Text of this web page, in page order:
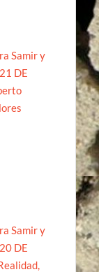
Samir y
DE
Samir y
DE